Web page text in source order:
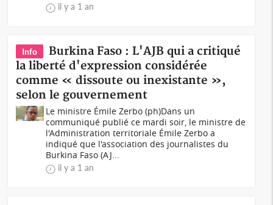
il y a 1 an
Info
Burkina Faso : L'AJB qui a critiqué
la liberté d'expression considérée
comme « dissoute ou inexistante »,
selon le gouvernement
Le ministre Émile Zerbo (ph)Dans un
communiqué publié ce mardi soir, le ministre de
l'Administration territoriale Émile Zerbo a
indiqué que l'association des journalistes du
Burkina Faso (AJ...
il y a 1 an